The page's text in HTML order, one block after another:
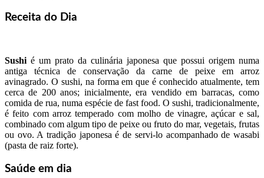
Receita do Dia
Sushi é um prato da culinária japonesa que possui origem numa
antiga técnica de conservação da carne de peixe em arroz
avinagrado. O sushi, na forma em que é conhecido atualmente, tem
cerca de 200 anos; inicialmente, era vendido em barracas, como
comida de rua, numa espécie de fast food. O sushi, tradicionalmente,
é feito com arroz temperado com molho de vinagre, açúcar e sal,
combinado com algum tipo de peixe ou fruto do mar, vegetais, frutas
ou ovo. A tradição japonesa é de servi-lo acompanhado de wasabi
(pasta de raiz forte).
Saúde em dia